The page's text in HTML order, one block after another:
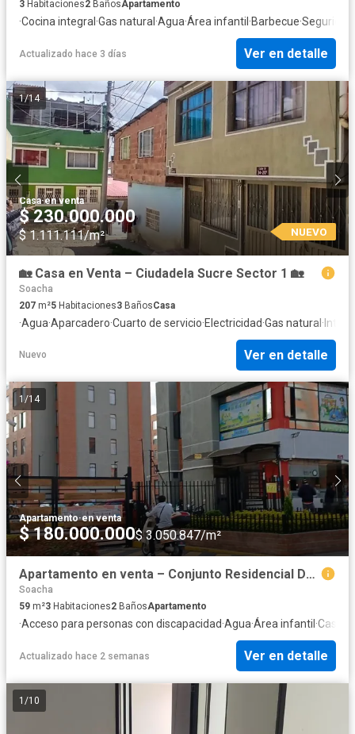
3 Habitaciones2 BañosApartamento
·Cocina integral ·Gas natural ·Agua·Área infantil ·Barbecue·
Actualizado hace 3 días Ver en detalle
1/14
Casa·en venta
$ 230.000.000
$ 1.111.111/m² NUEVO
🏡 Casa en Venta – Ciudadela Sucre Sector 1 🏡
Soacha
207 m²5 Habitaciones3 BañosCasa
·Agua·Aparcadero·Cuarto de servicio·Electricidad·Gas natural·
Nuevo Ver en detalle
1/14
Apartamento·en venta
$ 180.000.000$ 3.050.847/m²
Apartamento en venta – Conjunto Residencial Dalia, Ciudad Verde, Soacha
Soacha
59 m²3 Habitaciones2 BañosApartamento
·Acceso para personas con discapacidad·Agua·Área infantil ·
Actualizado hace 2 semanas Ver en detalle
1 /10